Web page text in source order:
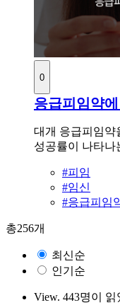
0
응급피임약
대개 응급피임약
성공률이 나타나
#피임
#임신
#응급피임
총256개
최신순
인기순
View. 443명이 읽